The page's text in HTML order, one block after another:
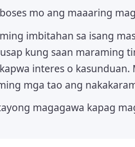
mo ang maaaring
imbitahan sa isang
kung saan maraming
interes o
mga tao ang
magagawa kapag